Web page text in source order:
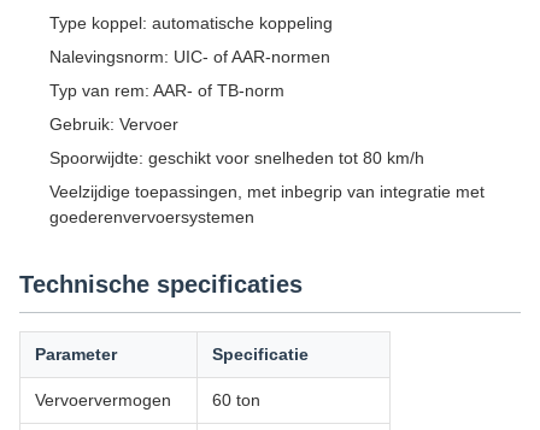
Type koppel: automatische koppeling
Nalevingsnorm: UIC- of AAR-normen
Typ van rem: AAR- of TB-norm
Gebruik: Vervoer
Spoorwijdte: geschikt voor snelheden tot 80 km/h
Veelzijdige toepassingen, met inbegrip van integratie met
goederenvervoersystemen
Technische specificaties
Parameter Specificatie
Vervoervermogen 60 ton